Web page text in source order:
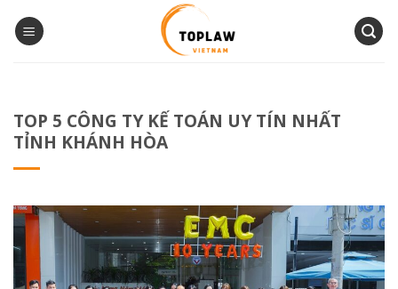
qua
TOP 5 CÔNG TY KẾ TOÁN UY TÍN NHẤT
TỈNH KHÁNH HÒA